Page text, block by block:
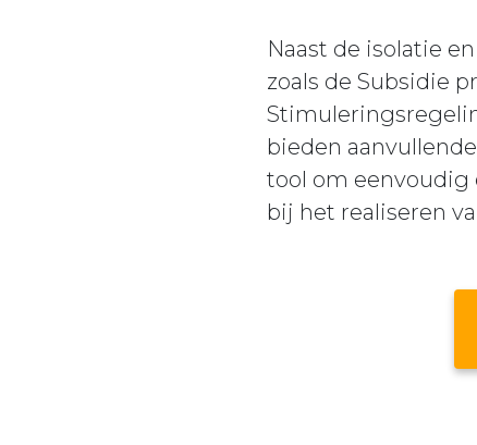
Naast de isolatie
zoals de Subsidie
bieden
tool om eenvoudig
bij het realiseren